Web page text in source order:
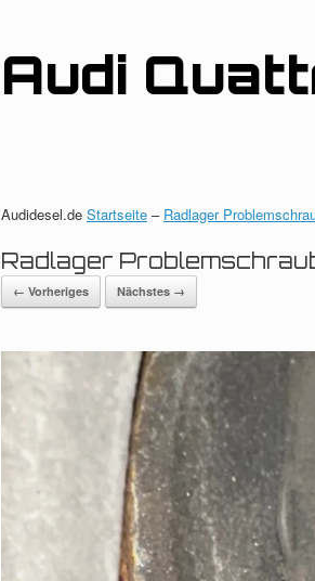
Audi
Audidesel.de Startseite – Radlager
Radlager
← Vorheriges Nächstes →